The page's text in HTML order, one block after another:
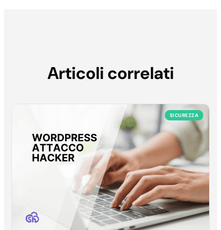
Articoli correlati
SICUREZZA